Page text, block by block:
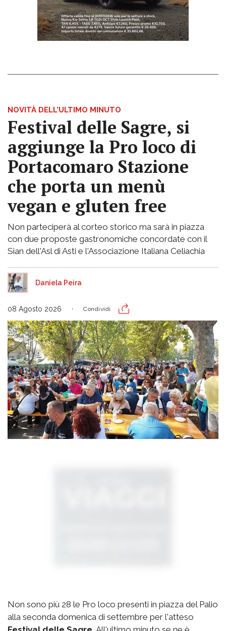
NOVITÀ DELL'ULTIMO MINUTO
Festival delle Sagre, si
aggiunge la Pro loco di
Portacomaro Stazione
che porta un menù
vegan e gluten free
Non parteciperà al corteo storico ma sarà in piazza
con due proposte gastronomiche concordate con il
Sian dell'Asl di Asti e l'Associazione Italiana Celiachia
Daniela Peira
08 Agosto 2026 Condividi
Non sono più 28 le Pro loco presenti in piazza del Palio
alla seconda domenica di settembre per l'atteso